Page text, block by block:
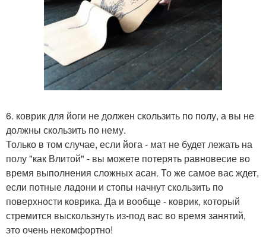
6. коврик для йоги не должен скользить по полу, а вы не
должны скользить по нему.
Только в том случае, если йога - мат не будет лежать на
полу "как Влитой" - вы можете потерять равновесие во
время выполнения сложных асан. То же самое вас ждет,
если потные ладони и стопы начнут скользить по
поверхности коврика. Да и вообще - коврик, который
стремится выскользнуть из-под вас во время занятий,
это очень некомфортно!